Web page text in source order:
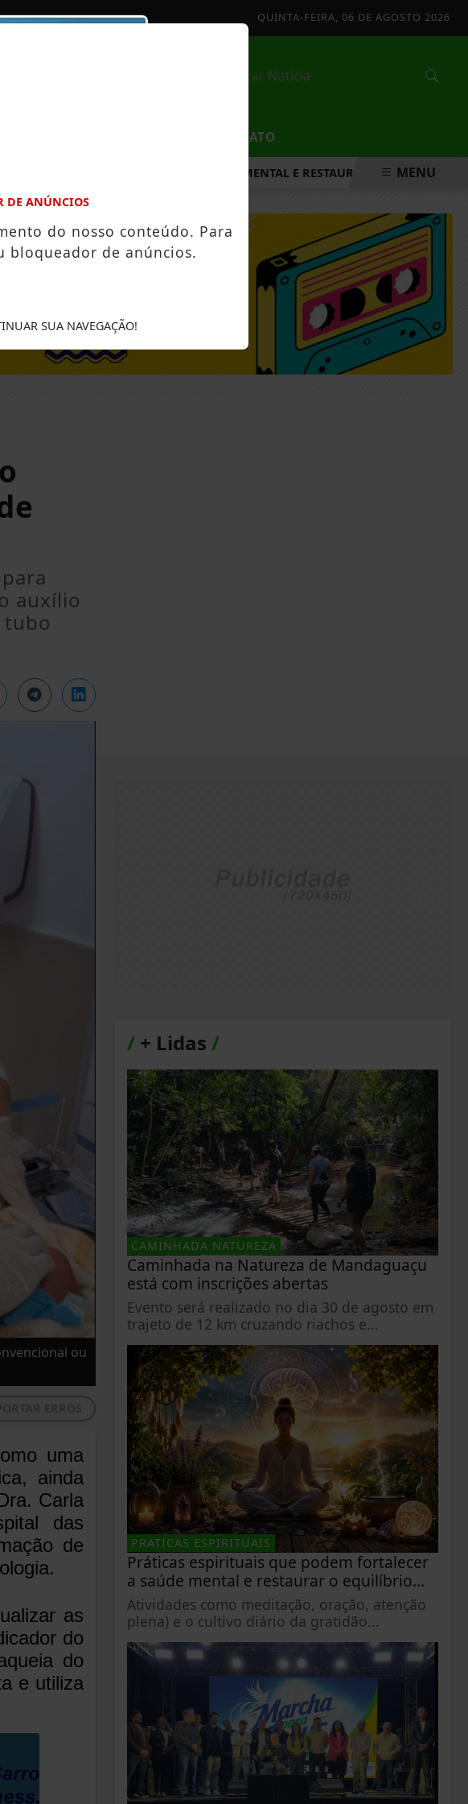
QUINTA-FEIRA, 06 DE AGOSTO 2026
CONTATO
QUE PODEM FORTALECER A SAÚDE MENTAL E RESTAURAR O EQUILÍBRIO
MENU
FECHAR
auxílio
ou
uma
ainda
Carla
das
de
as
do
do
e utiliza
/+ Lidas /
CAMINHADA NATUREZA
Caminhada na Natureza de Mandaguaçu
está com inscrições abertas
Evento será realizado no dia 30 de agosto em
trajeto de 12 km cruzando riachos e...
PRATICAS ESPIRITUAIS
Práticas espirituais que podem fortalecer
a saúde mental e restaurar o equilíbrio...
Atividades como meditação, oração, atenção
plena) e o cultivo diário da gratidão...
DE ANÚNCIOS
do nosso conteúdo. Para
bloqueador de anúncios.
SUA NAVEGAÇÃO!